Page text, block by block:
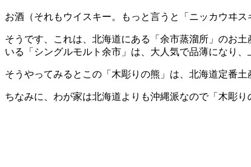
お酒（それもウイスキー。もっと言うと「ニッカウヰス
そうです、これは、北海道にある「余市蒸溜所」のお
いる「シングルモルト余市」は、大人気で品薄になり
そうやってみるとこの「木彫りの熊」は、北海道定番
ちなみに、わが家は北海道よりも沖縄派なので「木彫